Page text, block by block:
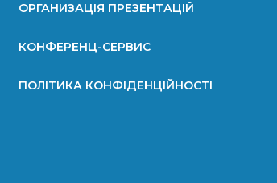
ОРГАНИЗАЦІЯ ПРЕЗЕНТАЦІЙ
КОНФЕРЕНЦ-СЕРВИС
ПОЛІТИКА КОНФІДЕНЦІЙНОСТІ